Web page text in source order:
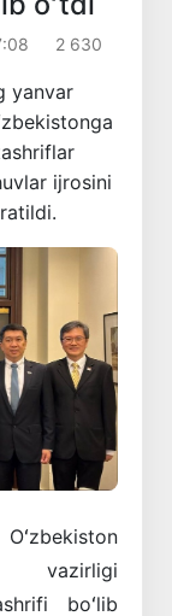
2 630
yanvar
ijrosini
vazirligi
boʻlib